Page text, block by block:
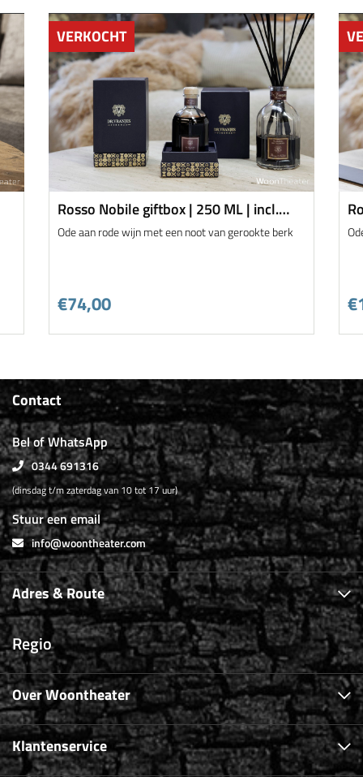
VERKOCHT
Rosso Nobile giftbox | 250 ML | incl.
sticks
Ode aan rode wijn met een noot van gerookte berk
€74,00
Contact
Bel of WhatsApp
0344 691316
(dinsdag t/m zaterdag van 10 tot 17 uur)
Stuur een email
info@woontheater.com
Adres & Route
Regio
Over Woontheater
Klantenservice